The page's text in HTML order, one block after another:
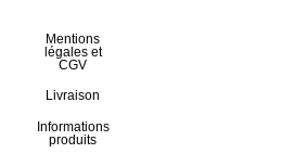
Mentions
légales et
CGV
Livraison
Informations
produits